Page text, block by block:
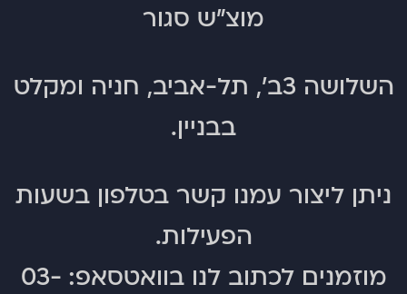
ThermacoreECO
בטנת מיקרופייבר רכה
ThermacoreECO
עור ממקור אחראימוצ"ש סגור
השלושה 3ב', תל-אביב, חניה ומקלט
בבניין.
ניתן ליצור עמנו קשר בטלפון בשעות
הפעילות.
מוזמנים לכתוב לנו בוואטסאפ:03-